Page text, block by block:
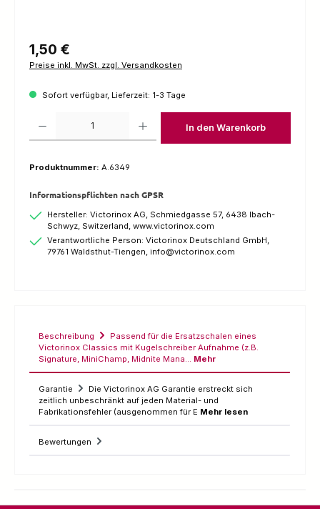
Regulärer Preis:
1,50 €
Preise inkl. MwSt. zzgl. Versandkosten
Sofort verfügbar, Lieferzeit: 1-3 Tage
In den Warenkorb
Produktnummer: A.6349
Informationspflichten nach GPSR
Hersteller: Victorinox AG, Schmiedgasse 57, 6438 Ibach-
Schwyz, Switzerland, www.victorinox.com
Verantwortliche Person: Victorinox Deutschland GmbH,
79761 Waldsthut-Tiengen, info@victorinox.com
Beschreibung
Passend für die Ersatzschalen eines
Victorinox Classics mit Kugelschreiber Aufnahme (z.B.
Signature, MiniChamp, Midnite Mana… Mehr
Garantie
Die Victorinox AG Garantie erstreckt sich
zeitlich unbeschränkt auf jeden Material- und
Fabrikationsfehler (ausgenommen für E Mehr lesen
Bewertungen